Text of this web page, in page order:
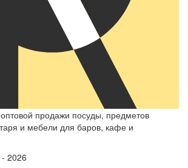
продажи посуды, предметов
и мебели для баров, кафе и
2026